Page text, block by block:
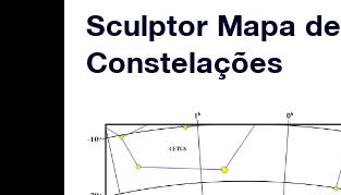
Sculptor Mapa de
Constelações